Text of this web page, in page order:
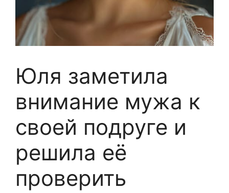
Юля заметила
внимание мужа к
своей подруге и
решила её
проверить